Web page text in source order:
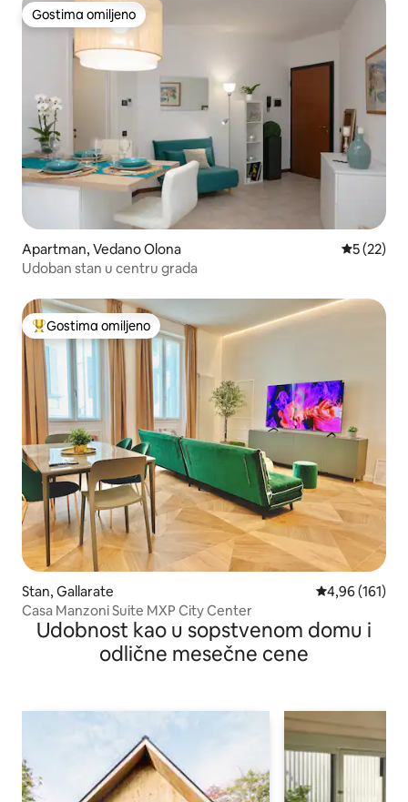
Gostima omiljeno
Gostima omiljeno
Apartman, Vedano Olona Prosečna
5 (22)
Udoban stan u centru grada
Najuspešniji među gostima omiljenim
Gostima omiljeno
Stan, Gallarate Prosečna
4,96 (161)
Casa Manzoni Suite MXP City Center
Udobnost kao u sopstvenom domu i
odlične mesečne cene